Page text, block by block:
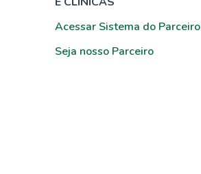
Acessar Sistema do Parceiro
Seja nosso Parceiro